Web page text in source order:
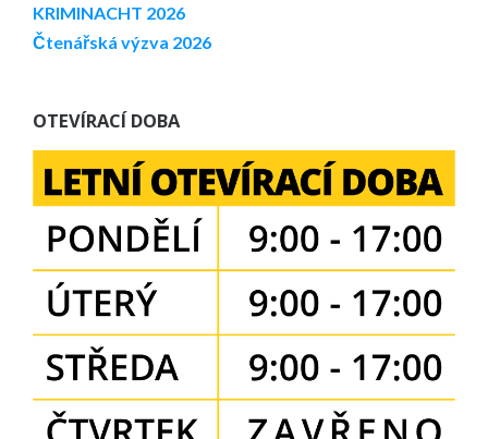
KRIMINACHT 2026
Čtenářská výzva 2026
OTEVÍRACÍ DOBA